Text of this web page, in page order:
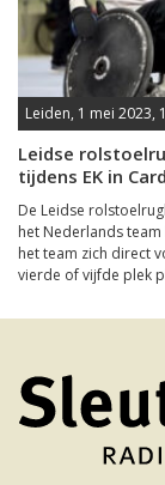
Leiden, 1 mei 2023,
Leidse
tijdens EK in
De Leidse
het Nederlands
het team zich direct
vierde of vijfde plek